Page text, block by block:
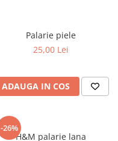
Palarie piele
25,00 Lei
ADAUGA IN COS
-26%
H&M palarie lana